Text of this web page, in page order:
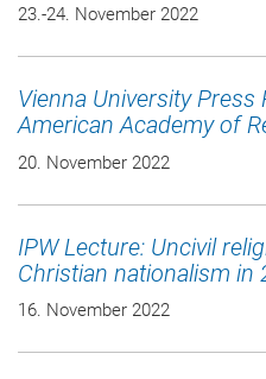
23.-24. November 2022
Vienna University Press
American Academy of
20. November 2022
IPW Lecture: Uncivil
Christian nationalism in
16. November 2022